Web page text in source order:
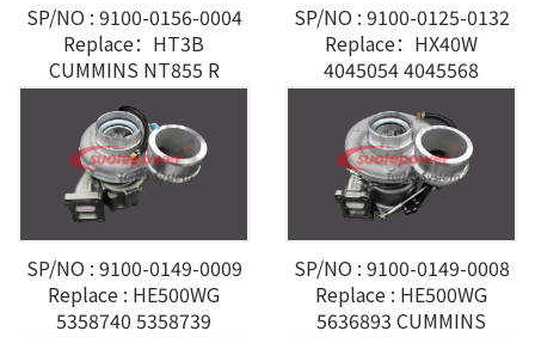
SP/NO : 9100-0156-0004
Replace：HT3B
CUMMINS NT855 R
SP/NO : 9100-0125-0132
Replace：HX40W
4045054 4045568
4955900 Cummins
SP/NO : 9100-0149-0009
Replace : HE500WG
5358740 5358739
SP/NO : 9100-0149-0008
Replace : HE500WG
5636893 CUMMINS